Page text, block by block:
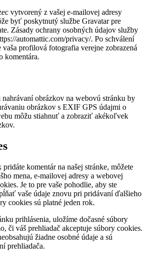
vytvorený z vašej e-mailovej adresy
byť poskytnutý službe Gravatar pre
Zásady ochrany osobných údajov služby
automattic.com/privacy/. Po schválení
vaša profilová fotografia verejne zobrazená
komentára.
nahrávaní obrázkov na webovú stránku by
obrázkov s EXIF GPS údajmi o
môžu stiahnuť a zobraziť akékoľvek
pridáte komentár na našej stránke, môžete
mena, e-mailovej adresy a webovej
Je to pre vaše pohodlie, aby ste
vaše údaje znovu pri pridávaní ďalšieho
cookies sú platné jeden rok.
prihlásenia, uložíme dočasné súbory
či váš prehliadač akceptuje súbory cookies.
žiadne osobné údaje a sú
prehliadača.